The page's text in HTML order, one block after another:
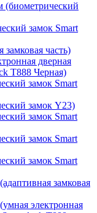
(биометрический
замок Smart
замковая часть)
дверная
T888 Черная)
замок Smart
замок Y23)
замок Smart
замок Smart
замок Smart
замковая
электронная